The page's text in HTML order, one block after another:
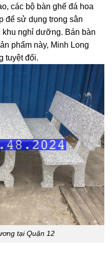
các bộ bàn ghế đá hoa
để sử dụng trong sân
khu nghỉ dưỡng. Bán bàn
phẩm này, Minh Long
tuyệt đối.
tại Quận 12